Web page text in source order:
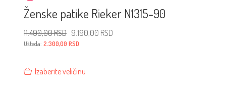
Ženske patike Rieker N1315-90
11.490,00RSD Originalna
cena
je
bila:
11.490,00 RSD.
9.190,00 RSD
Ušteda: 2.300,00 RSD
Izaberite veličinu